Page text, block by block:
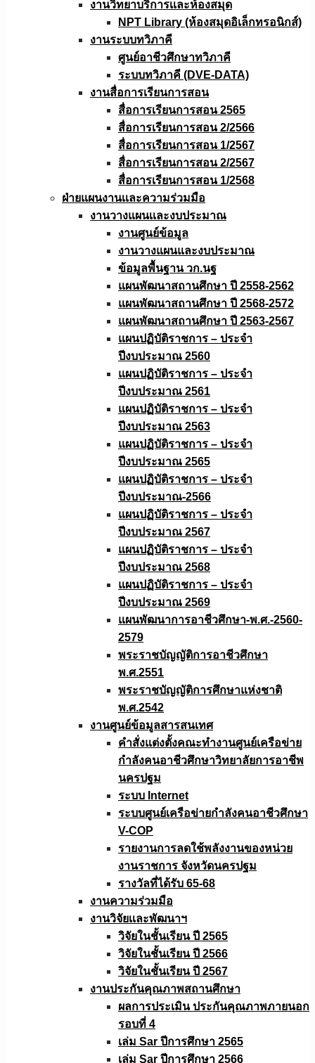
งานวิทยาบริการเเละห้องสมุด
NPT Library (ห้องสมุดอิเล็กทรอนิกส์)
งานระบบทวิภาคี
ศูนย์อาชีวศึกษาทวิภาคี
ระบบทวิภาคี (DVE-DATA)
งานสื่อการเรียนการสอน
สื่อการเรียนการสอน 2565
สื่อการเรียนการสอน 2/2566
สื่อการเรียนการสอน 1/2567
สื่อการเรียนการสอน 2/2567
สื่อการเรียนการสอน 1/2568
ฝ่ายแผนงานเเละความร่วมมือ
งานวางแผนเเละงบประมาณ
งานศูนย์ข้อมูล
งานวางแผนและงบประมาณ
ข้อมูลพื้นฐาน วก.นฐ
แผนพัฒนาสถานศึกษา ปี 2558-2562
แผนพัฒนาสถานศึกษา ปี 2568-2572
แผนพัฒนาสถานศึกษา ปี 2563-2567
แผนปฏิบัติราชการ – ประจำ
ปีงบประมาณ 2560
แผนปฏิบัติราชการ – ประจำ
ปีงบประมาณ 2561
แผนปฏิบัติราชการ – ประจำ
ปีงบประมาณ 2563
แผนปฏิบัติราชการ – ประจำ
ปีงบประมาณ 2565
แผนปฏิบัติราชการ – ประจำ
ปีงบประมาณ-2566
แผนปฏิบัติราชการ – ประจำ
ปีงบประมาณ 2567
แผนปฏิบัติราชการ – ประจำ
ปีงบประมาณ 2568
แผนปฏิบัติราชการ – ประจำ
ปีงบประมาณ 2569
แผนพัฒนาการอาชีวศึกษา-พ.ศ.-2560-
2579
พระราชบัญญัติการอาชีวศึกษา
พ.ศ.2551
พระราชบัญญัติการศึกษาแห่งชาติ
พ.ศ.2542
งานศูนย์ข้อมูลสารสนเทศ
คำสั่งแต่งตั้งคณะทำงานศูนย์เครือข่าย
กำลังคนอาชีวศึกษาวิทยาลัยการอาชีพ
นครปฐม
ระบบ Internet
ระบบศูนย์เครือข่ายกำลังคนอาชีวศึกษา
V-COP
รายงานการลดใช้พลังงานของหน่วย
งานราชการ จังหวัดนครปฐม
รางวัลที่ได้รับ 65-68
งานความร่วมมือ
งานวิจัยเเละพัฒนาฯ
วิจัยในชั้นเรียน ปี 2565
วิจัยในชั้นเรียน ปี 2566
วิจัยในชั้นเรียน ปี 2567
งานประกันคุณภาพสถานศึกษา
ผลการประเมิน ประกันคุณภาพภายนอก
รอบที่ 4
เล่ม Sar ปีการศึกษา 2565
เล่ม Sar ปีการศึกษา 2566